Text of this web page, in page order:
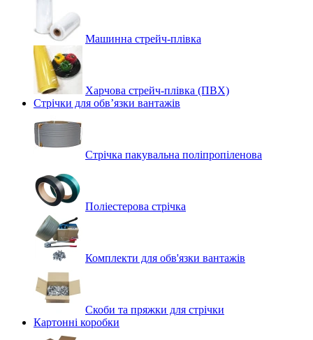
Машинна стрейч‑плівка
Харчова стрейч-плівка (ПВХ)
Стрічки для обв’язки вантажів
Стрічка пакувальна поліпропіленова
Поліестерова стрічка
Комплекти для обв'язки вантажів
Скоби та пряжки для стрічки
Картонні коробки